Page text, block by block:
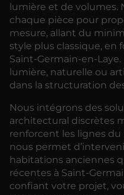
lumière et de volumes.
chaque pièce pour
mesure, allant du
style plus classique, en
Saint-Germain-en-
lumière, naturelle ou
dans la structuration
Nous intégrons des
architectural discrètes
renforcent les lignes du
nous permet
habitations anciennes
récentes à Saint-
confiant votre projet,